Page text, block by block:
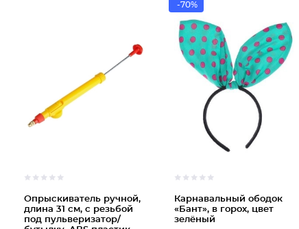
Опрыскиватель ручной,
длина 31 см, с резьбой
под пульверизатор/
-70%
Карнавальный ободок
«Бант», в горох, цвет
зелёный